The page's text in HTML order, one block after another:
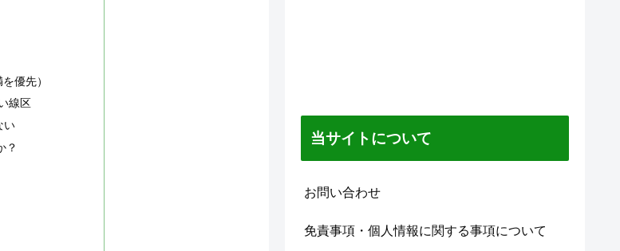
優先）
線区
い
？
当サイトについて
お問い合わせ
免責事項・個人情報に関する事項について